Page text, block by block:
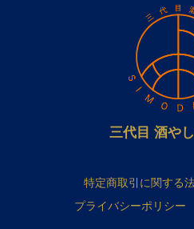
三代目 酒や
特定商取引に関する
プライバシーポリシー